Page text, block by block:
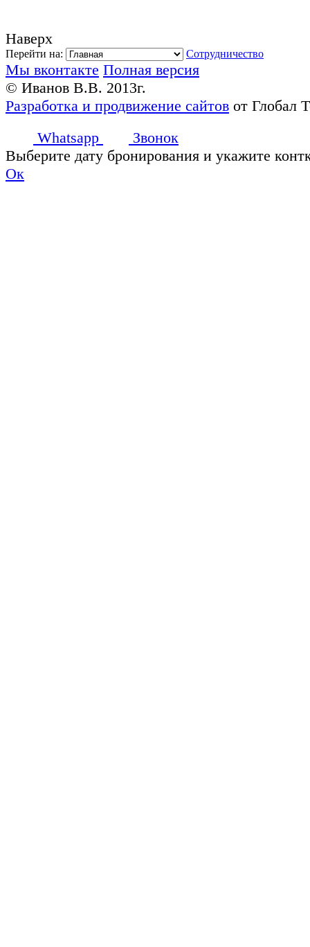
Наверх
Перейти на: Сотрудничество
Мы вконтакте Полная версия
© Иванов В.В. 2013г.
Разработка и продвижение сайтов от Глобал
Whatsapp
Звонок
Выберите дату бронирования и укажите
Ок